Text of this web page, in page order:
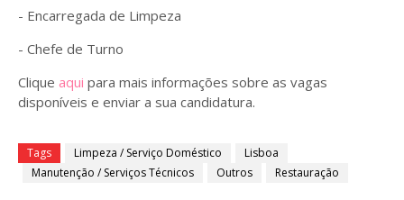
- Encarregada de Limpeza
- Chefe de Turno
Clique aqui para mais informações sobre as vagas
disponíveis e enviar a sua candidatura.
Tags Limpeza / Serviço Doméstico
Lisboa
Manutenção / Serviços Técnicos
Outros Restauração